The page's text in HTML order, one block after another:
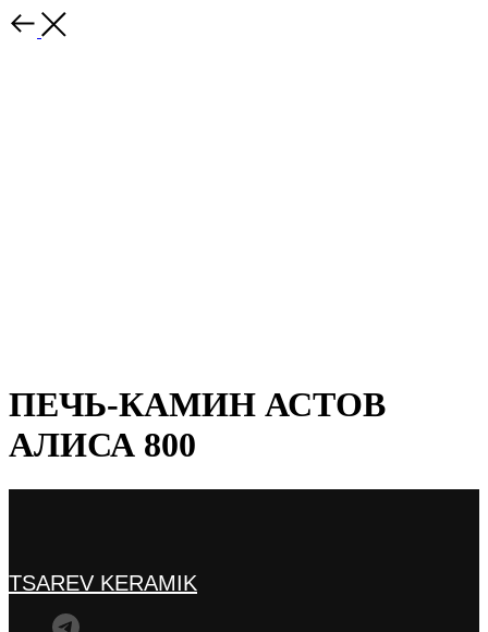
ПЕЧЬ-КАМИН АСТОВ
АЛИСА 800
TSAREV KERAMIK